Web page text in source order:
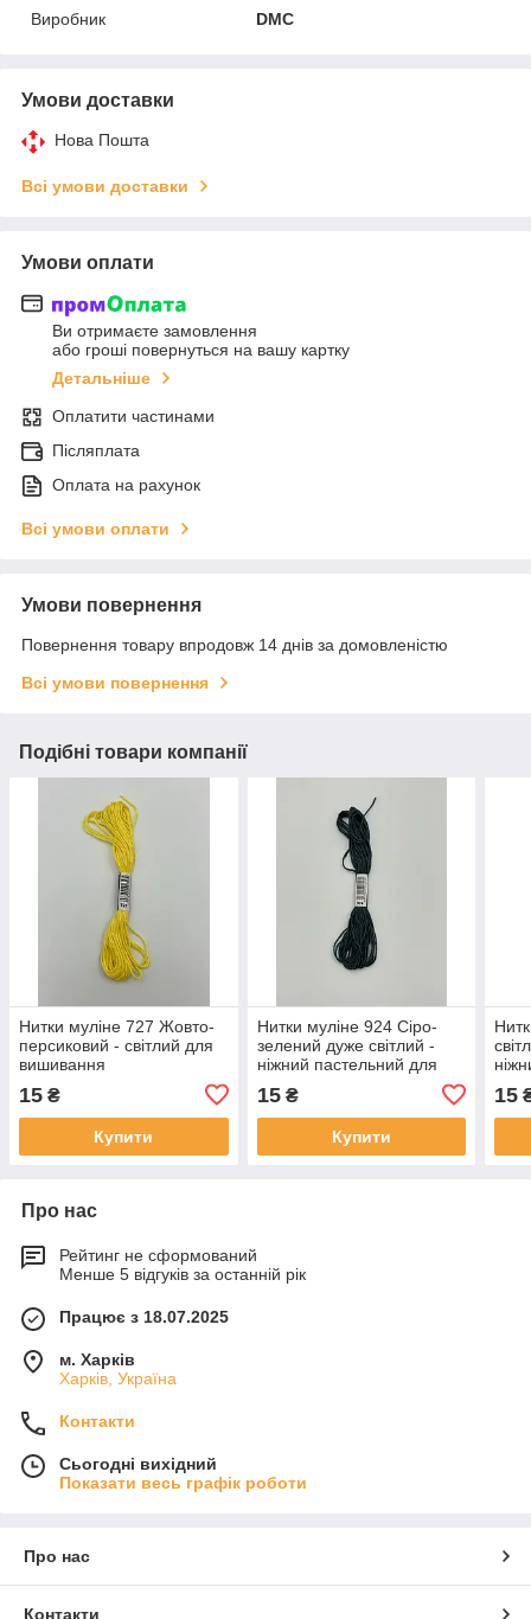
Виробник
DMC
Умови доставки
Нова Пошта
Всі умови доставки
Умови оплати
Ви отримаєте замовлення
або гроші повернуться на вашу картку
Детальніше
Оплатити частинами
Післяплата
Оплата на рахунок
Всі умови оплати
Умови повернення
Повернення товару впродовж 14 днів за домовленістю
Всі умови повернення
Подібні товари компанії
Нитки муліне 727 Жовто-
персиковий - світлий для
вишивання
15 ₴
Купити
Нитки муліне 924 Сіро-
зелений дуже світлий -
ніжний пастельний для
15₴
Купити
15
Про нас
Рейтинг не сформований
Менше 5 відгуків за останній рік
Працює з 18.07.2025
м. Харків
Харків, Україна
Контакти
Сьогодні вихідний
Показати весь графік роботи
Про нас
Контакти